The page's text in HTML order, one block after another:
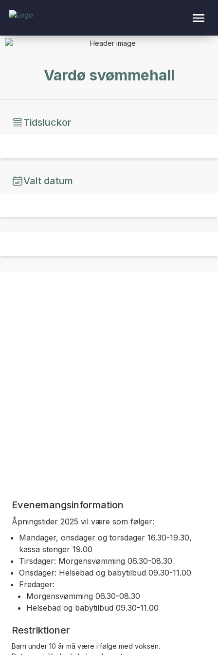
Vardø svømmehall
Tidsluckor
Valt datum
Evenemangsinformation
Åpningstider 2025 vil være som følger:
Mandager, onsdager og torsdager 16.30-19.30,
kassa stenger 19.00
Tirsdager: Morgensvømming 06.30-08.30
Onsdager: Helsebad og babytilbud 09.30-11.00
Fredager:
Morgensvømming 06.30-08.30
Helsebad og babytilbud 09.30-11.00
Restriktioner
Barn under 10 år må være i følge med voksen.